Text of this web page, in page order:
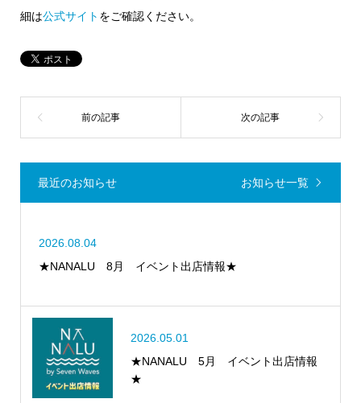
細は公式サイト をご確認ください。
最近のお知らせ お知らせ一覧
2026.08.04
★NANALU 8月 イベント出店情報★
2026.05.01
★NANALU 5月 イベント出店情報
★